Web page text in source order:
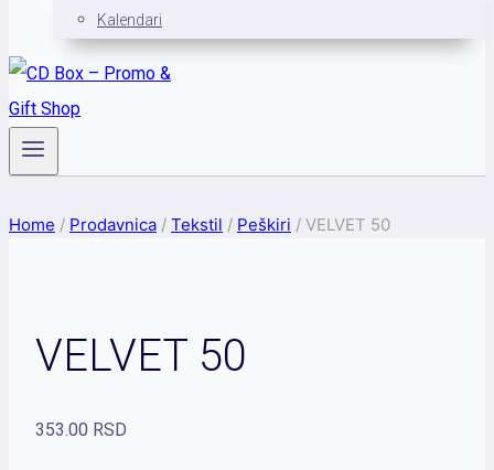
Kalendari
Home / Prodavnica / Tekstil / Peškiri / VELVET 50
VELVET 50
353.00 RSD